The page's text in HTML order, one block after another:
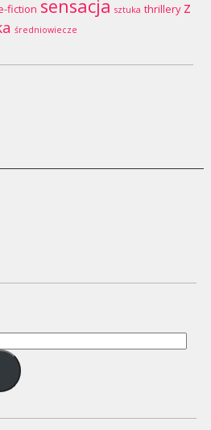
fiction sensacja sztuka thrillery z
średniowiecze